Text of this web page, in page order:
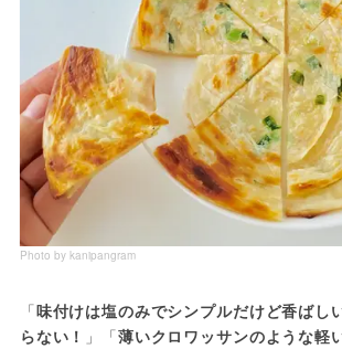
Photo by kanipangram
「味付けは塩のみでシンプルだけど香ばし
らない！ 」「薄いクロワッサンのような軽